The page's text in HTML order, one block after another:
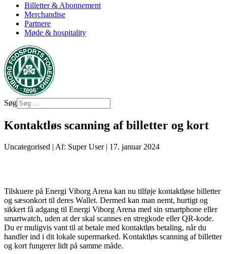
Billetter & Abonnement
Merchandise
Partnere
Møde & hospitality
Søg
Kontaktløs scanning af billetter og kort
Uncategorised | Af: Super User | 17. januar 2024
Tilskuere på Energi Viborg Arena kan nu tilføje kontaktløse billetter
og sæsonkort til deres Wallet. Dermed kan man nemt, hurtigt og
sikkert få adgang til Energi Viborg Arena med sin smartphone eller
smartwatch, uden at der skal scannes en stregkode eller QR-kode.
Du er muligvis vant til at betale med kontaktløs betaling, når du
handler ind i dit lokale supermarked. Kontaktløs scanning af billetter
og kort fungerer lidt på samme måde.